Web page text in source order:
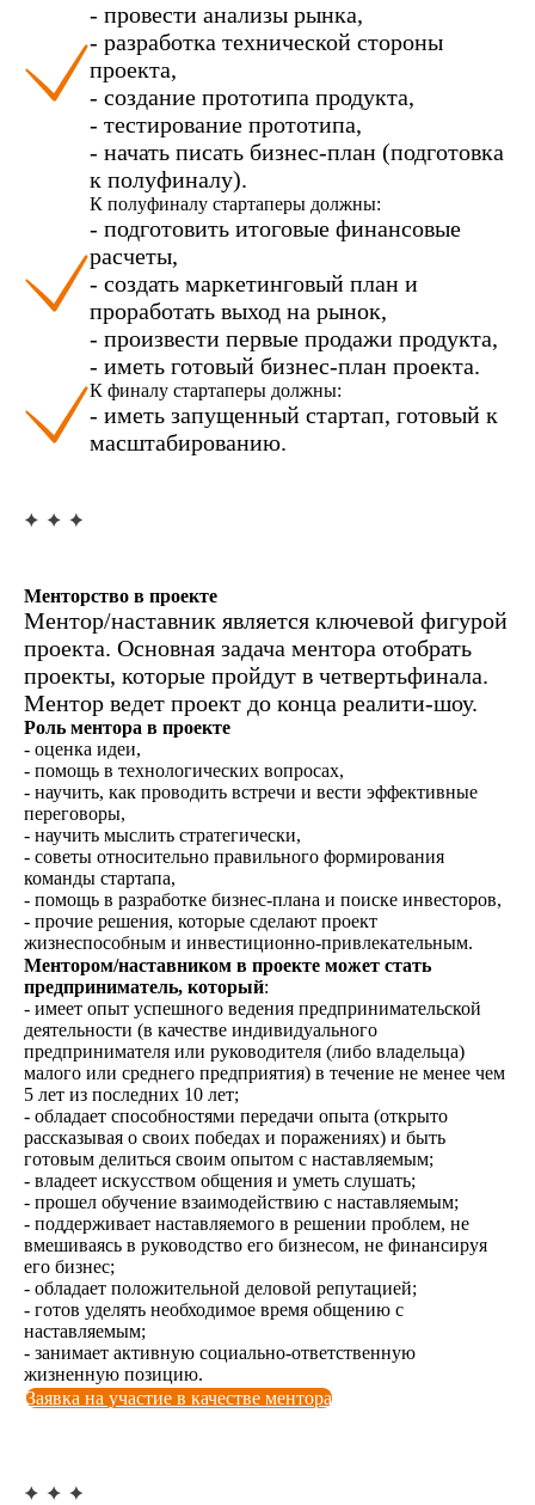
- провести анализы рынка,
- разработка технической стороны
проекта,
- создание прототипа продукта,
- тестирование прототипа,
- начать писать бизнес-план (подготовка
к полуфиналу).
К полуфиналу стартаперы должны:
- подготовить итоговые финансовые
расчеты,
- создать маркетинговый план и
проработать выход на рынок,
- произвести первые продажи продукта,
- иметь готовый бизнес-план проекта.
К финалу стартаперы должны:
- иметь запущенный стартап, готовый к
масштабированию.
Менторство в проекте
Ментор/наставник является ключевой фигурой
проекта. Основная задача ментора отобрать
проекты, которые пройдут в четвертьфинала.
Ментор ведет проект до конца реалити-шоу.
Роль ментора в проекте
- оценка идеи,
- помощь в технологических вопросах,
- научить, как проводить встречи и вести эффективные
переговоры,
- научить мыслить стратегически,
- советы относительно правильного формирования
команды стартапа,
- помощь в разработке бизнес-плана и поиске инвесторов,
- прочие решения, которые сделают проект
жизнеспособным и инвестиционно-привлекательным.
Ментором/наставником в проекте может стать
предприниматель, который:
- имеет опыт успешного ведения предпринимательской
деятельности (в качестве индивидуального
предпринимателя или руководителя (либо владельца)
малого или среднего предприятия) в течение не менее чем
5 лет из последних 10 лет;
- обладает способностями передачи опыта (открыто
рассказывая о своих победах и поражениях) и быть
готовым делиться своим опытом с наставляемым;
- владеет искусством общения и уметь слушать;
- прошел обучение взаимодействию с наставляемым;
- поддерживает наставляемого в решении проблем, не
вмешиваясь в руководство его бизнесом, не финансируя
его бизнес;
- обладает положительной деловой репутацией;
- готов уделять необходимое время общению с
наставляемым;
- занимает активную социально-ответственную
жизненную позицию.
Заявка на участие в качестве ментора